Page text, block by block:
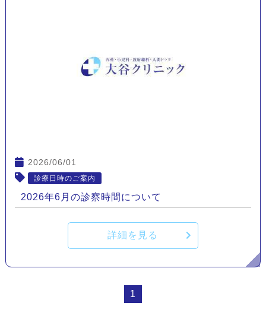
2026/06/01
診療日時のご案内
2026年6月の診察時間について
詳細を見る
1